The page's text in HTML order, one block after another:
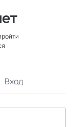
Вход